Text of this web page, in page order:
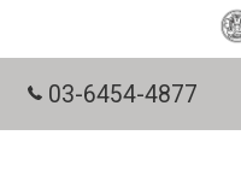
03-6454-4877
© 2026 東京都赤羽の美容室